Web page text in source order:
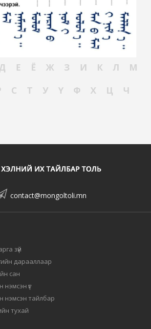
Е Ё Ж З И К Л
М
С Т У Ү Ф Х Ц
Ч
contact@mongoltoli.mn
зүй
дарааллаар
сан
үг
нэмсэн тайлбар
тухай